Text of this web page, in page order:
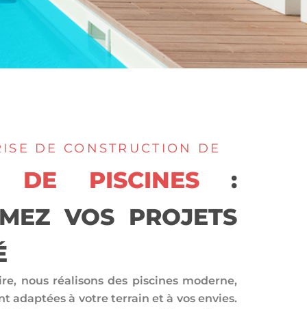
DE CONSTRUCTION DE
DE PISCINES :
VOS PROJETS
nous réalisons des piscines moderne,
adaptées à votre terrain et à vos envies.